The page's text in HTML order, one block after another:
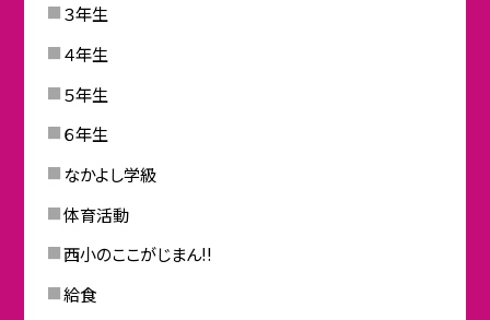
３年生
４年生
５年生
６年生
なかよし学級
体育活動
西小のここがじまん!!
給食